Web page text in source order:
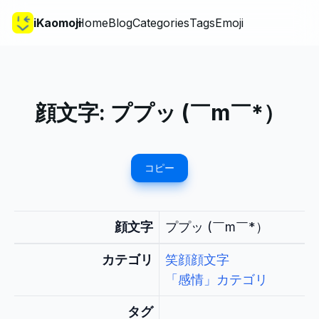
iKaomojiHomeBlogCategoriesTagsEmoji
顔文字: ププッ (￣m￣*）
コピー
顔文字 ププッ (￣m￣*）
カテゴリ
笑顔顔文字
「感情」カテゴリ
タグ